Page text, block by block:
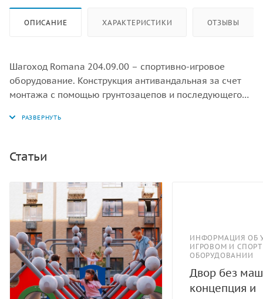
ОПИСАНИЕ ХАРАКТЕРИСТИКИ ОТЗЫВЫ
Шагоход Romana 204.09.00 – спортивно-игровое
оборудование. Конструкция антивандальная за счет
монтажа с помощью грунтозацепов и последующего
популярным не только на спортивных площадках, но и
комплексов). Основа конструкции – металлические
из профильной трубы, а внизу крепятся попарно
опоры для ног из очень прочного пластика. Опоры
имеют округлую форму и являются безопасными для
использования. Также для безопасности шагоход
оснащен поручнями, которые фиксируются с помощью
резьбовых соединений. Поручни изготавливаются из
металлических труб.
Статьи
ИНФОРМАЦИЯ ОБ
ИГРОВОМ И
ОБОРУДОВАНИИ
Двор без
концепция и